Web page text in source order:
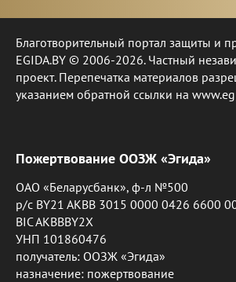
Благотворительный портал защиты и
EGIDA.BY © 2006-2026. Частный
проект. Перепечатка материалов
указанием обратной ссылки на
Пожертвование ООЗЖ «Эгида»
ОАО «Беларусбанк», ф-л №500
р/с BY21 AKBB 3015 0000 0426 6600
BIC AKBBBY2X
УНП 101860476
получатель: ООЗЖ «Эгида»
назначение: пожертвование